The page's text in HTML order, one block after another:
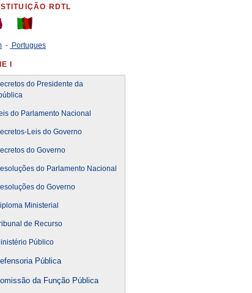
RDTL
- Portugues
I
do Presidente da
do Parlamento Nacional
Leis do Governo
do Governo
do Parlamento Nacional
do Governo
Ministerial
de Recurso
Público
Pública
da Função Pública